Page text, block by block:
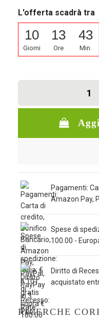
L'offerta scadrà tra
10
Giorni
13
Ore
43
Min.
Pagamenti:
Amazon Pay,
Spese di
100.00 -
Diritto di
acquistato
RICERCHE